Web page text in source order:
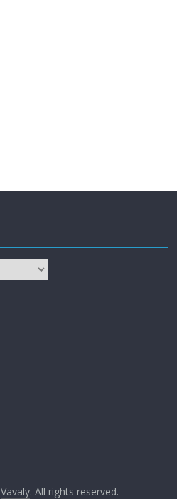
Vavaly. All rights reserved.